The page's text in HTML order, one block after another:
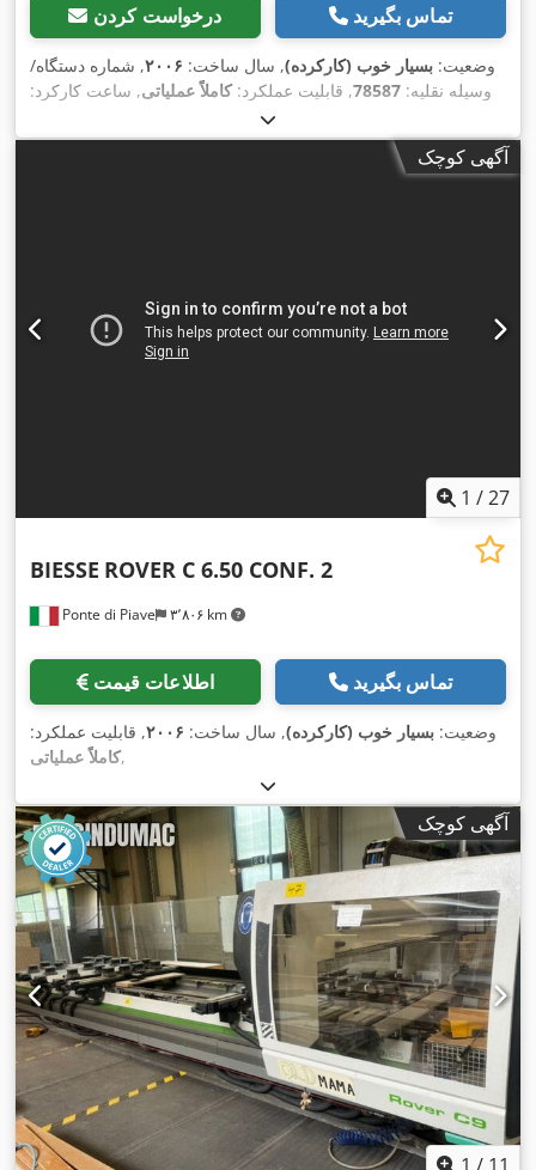
درخواست کردن تماس بگیرید
وضعیت: بسیار خوب (کارکرده), سال ساخت: ۲۰۰۶, شماره دستگاه/
وسیله نقلیه: 78587, قابلیت عملکرد:کاملاً عملیاتی, ساعت کارکرد:
آگهی کوچک
1 /27
Ponte di Piave ۳٬۸۰۶ km
BIESSE ROVER C 6.50 CONF. 2
اطلاعات قیمت تماس بگیرید
وضعیت: بسیار خوب (کارکرده), سال ساخت: ۲۰۰۶, قابلیت عملکرد:
کاملاً عملیاتی,
آگهی کوچک